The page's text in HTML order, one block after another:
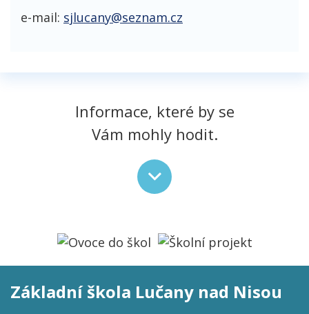
e-mail: sjlucany@seznam.cz
Informace, které by se
Vám mohly hodit.
Základní škola Lučany nad Nisou